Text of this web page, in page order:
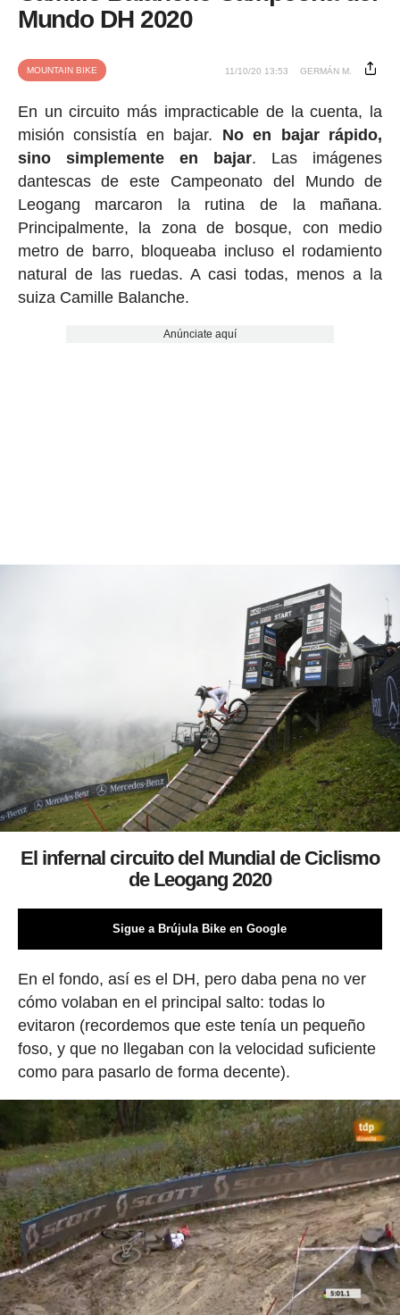
Mundo DH 2020
MOUNTAIN BIKE 11/10/20 13:53 GERMÁN M.
En un circuito más impracticable de la cuenta, la
misión consistía en bajar. No en bajar rápido,
sino simplemente en bajar. Las imágenes
dantescas de este Campeonato del Mundo de
Leogang marcaron la rutina de la mañana.
Principalmente, la zona de bosque, con medio
metro de barro, bloqueaba incluso el rodamiento
natural de las ruedas. A casi todas, menos a la
suiza Camille Balanche.
Anúnciate aquí
El infernal circuito del Mundial de Ciclismo
de Leogang 2020
Sigue a Brújula Bike en Google
En el fondo, así es el DH, pero daba pena no ver
cómo volaban en el principal salto: todas lo
evitaron (recordemos que este tenía un pequeño
foso, y que no llegaban con la velocidad suficiente
como para pasarlo de forma decente).